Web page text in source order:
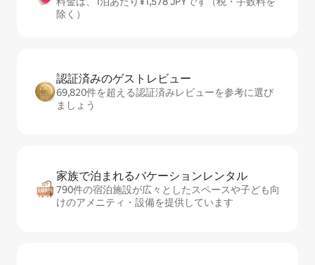
除く）
認証済みのゲ⁠ス⁠ト⁠レ⁠ビ⁠ュ⁠ー
69,820件を超える認証済みレビューを参考に選び
ましょう
家族で泊まれるバ⁠ケ⁠ー⁠シ⁠ョ⁠ンレ⁠ン⁠タ⁠ル
790件の宿泊施設が広々としたスペースや子ども向
けのアメニティ・設備を提供しています